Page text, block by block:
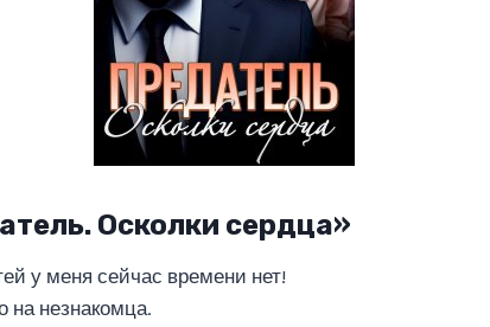
Осколки сердца»
у меня сейчас времени нет!
на незнакомца.